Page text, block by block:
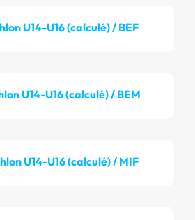
U14-U16 (calculé) / BEF
U14-U16 (calculé) / BEM
U14-U16 (calculé) / MIF